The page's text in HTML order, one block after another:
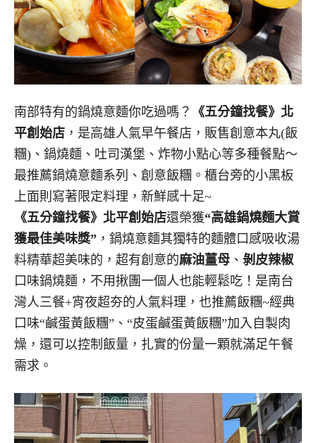
南部特有的鍋燒意麵你吃過嗎？
《五分鐘找餐》北
平創始店 ，是高雄人氣早午餐店，販售創意本丸(飯
糰)、鍋燒麵、吐司漢堡、炸物小點心等多種餐點～
最推薦鍋燒意麵系列、創意飯糰。櫃台旁的小黑板
上面則寫著限定料理，新鮮感十足~
《五分鐘找餐》北平創始店還榮獲“高雄鍋燒麵大賞
獲最佳美味獎” ，鍋燒意麵其獨特的麵體口感吸收湯
料精華超美味的，超有創意的麻油薑母 、 剝皮辣椒
口味鍋燒麵，不用揪團一個人也能輕鬆吃！是南台
灣人三餐+宵夜超夯的人氣料理，也推薦飯糰~經典
口味“鹹蛋黃飯糰”、“皮蛋鹹蛋黃飯糰”加入自製肉
燥，還可以控制飯量，扎實的份量一顆就滿足午餐
需求。